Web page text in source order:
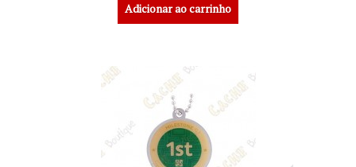
Adicionar ao carrinho